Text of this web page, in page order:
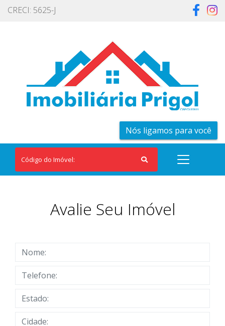
CRECI: 5625-J
Nós ligamos para você
Avalie Seu Imóvel